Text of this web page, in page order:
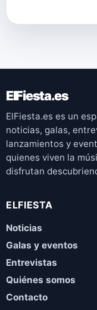
ElFiesta.es
ElFiesta.es es un
noticias, galas,
lanzamientos y
quienes viven la
disfrutan
ELFIESTA
Noticias
Galas y eventos
Entrevistas
Quiénes somos
Contacto